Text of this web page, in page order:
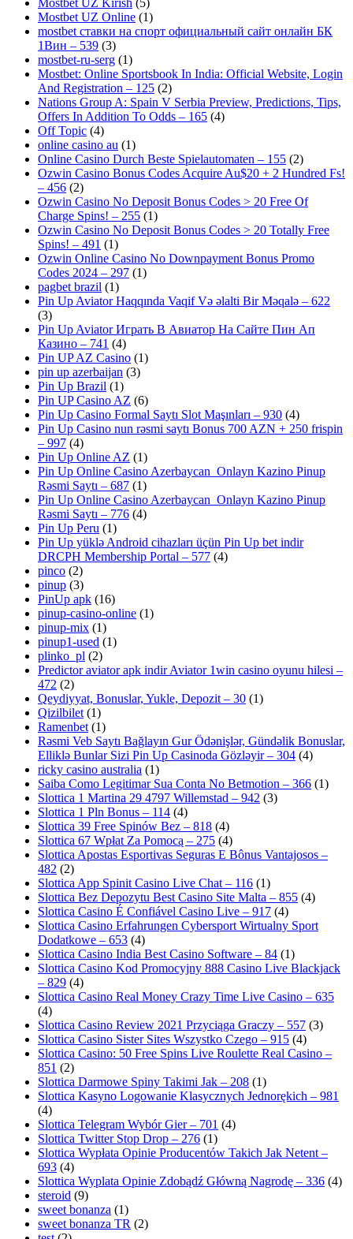
Mostbet UZ Kirish (5)
Mostbet UZ Online (1)
mostbet ставки на спорт официальный сайт онлайн БК
1Вин – 539 (3)
mostbet-ru-serg (1)
Mostbet: Online Sportsbook In India: Official Website, Login
And Registration – 125 (2)
Nations Group A: Spain V Serbia Preview, Predictions, Tips,
Offers In Addition To Odds – 165 (4)
Off Topic (4)
online casino au (1)
Online Casino Durch Beste Spielautomaten – 155 (2)
Ozwin Casino Bonus Codes Acquire Au$20 + 2 Hundred Fs!
– 456 (2)
Ozwin Casino No Deposit Bonus Codes > 20 Free Of
Charge Spins! – 255 (1)
Ozwin Casino No Deposit Bonus Codes > 20 Totally Free
Spins! – 491 (1)
Ozwin Online Casino No Downpayment Bonus Promo
Codes 2024 – 297 (1)
pagbet brazil (1)
Pin Up Aviator Haqqında Vaqif Və əlalti Bir Məqalə – 622
(3)
Pin Up Aviator Играть В Авиатор На Сайте Пин Ап
Казино – 741 (4)
Pin UP AZ Casino (1)
pin up azerbaijan (3)
Pin Up Brazil (1)
Pin UP Casino AZ (6)
Pin Up Casino Formal Saytı Slot Maşınları – 930 (4)
Pin Up Casino nun rəsmi saytı Bonus 700 AZN + 250 frispin
– 997 (4)
Pin Up Online AZ (1)
Pin Up Online Casino Azerbaycan ️ Onlayn Kazino Pinup
Rəsmi Saytı – 687 (1)
Pin Up Online Casino Azerbaycan ️ Onlayn Kazino Pinup
Rəsmi Saytı – 776 (4)
Pin Up Peru (1)
Pin Up yüklə Android cihazları üçün Pin Up bet indir
DRCPH Membership Portal – 577 (4)
pinco (2)
pinup (3)
PinUp apk (16)
pinup-casino-online (1)
pinup-mix (1)
pinup1-used (1)
plinko_pl (2)
Predictor aviator apk indir Aviator 1win casino oyunu hilesi –
472 (2)
Qeydiyyat, Bonuslar, Yukle, Depozit – 30 (1)
Qizilbilet (1)
Ramenbet (1)
Rəsmi Veb Saytı Bağlayın️ Gur Ödənişlər, Gündəlik Bonuslar,
Elliklə Bunlar Sizi Pin Up Casinoda Gözləyir – 304 (4)
ricky casino australia (1)
Saiba Como Legitimar Sua Conta No Betmotion – 366 (1)
Slottica 1 Martina 29 4797 Willemstad – 942 (3)
Slottica 1 Pln Bonus – 114 (4)
Slottica 39 Free Spinów Bez – 818 (4)
Slottica 67 Wpłat Za Pomocą – 275 (4)
Slottica Apostas Esportivas Seguras E Bônus Vantajosos –
482 (2)
Slottica App Spinit Casino Live Chat – 116 (1)
Slottica Bez Depozytu Best Casino Site Malta – 855 (4)
Slottica Casino É Confiável Casino Live – 917 (4)
Slottica Casino Erfahrungen Cybersport Wirtualny Sport
Dodatkowe – 653 (4)
Slottica Casino India Best Casino Software – 84 (1)
Slottica Casino Kod Promocyjny 888 Casino Live Blackjack
– 829 (4)
Slottica Casino Real Money Crazy Time Live Casino – 635
(4)
Slottica Casino Review 2021 Przyciąga Graczy – 557 (3)
Slottica Casino Sister Sites Wszystko Czego – 915 (4)
Slottica Casino: 50 Free Spins Live Roulette Real Casino –
851 (2)
Slottica Darmowe Spiny Takimi Jak – 208 (1)
Slottica Kasyno Logowanie Klasycznych Jednorękich – 981
(4)
Slottica Telegram Wybór Gier – 701 (4)
Slottica Twitter Stop Drop – 276 (1)
Slottica Wypłata Opinie Producentów Takich Jak Netent –
693 (4)
Slottica Wyplata Opinie Zdobądź Główną Nagrodę – 336 (4)
steroid (9)
sweet bonanza (1)
sweet bonanza TR (2)